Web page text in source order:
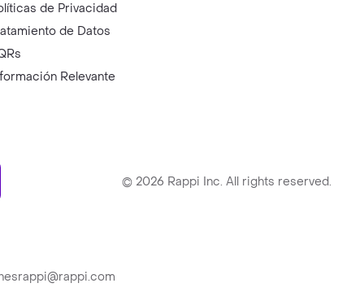
de Privacidad
de Datos
Relevante
© 2026 Rappi Inc. All rights reserved.